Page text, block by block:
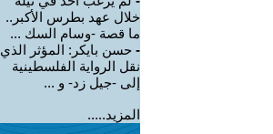
خلال عهد بطرس الأكبر..
ما قصة -وسام السك ...
- حسن بايكر: المؤثر الذي
نقل الرواية الفلسطينية
إلى -جيل زد- و ...
المزيد.....